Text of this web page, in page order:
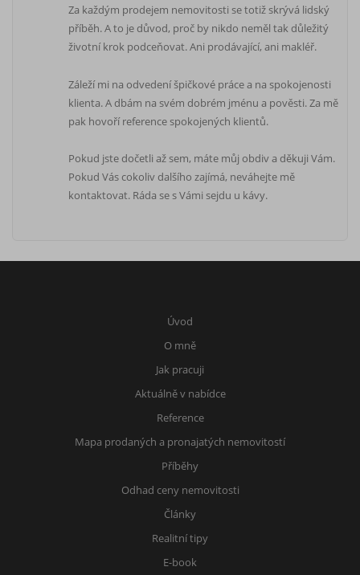
Za každým prodejem nemovitosti se totiž skrývá lidský
příběh. A to je důvod, proč by nikdo neměl tak důležitý
životní krok podceňovat. Ani prodávající, ani makléř.
Záleží mi na odvedení špičkové práce a na spokojenosti
klienta. A dbám na svém dobrém jménu a pověsti. Za mě
pak hovoří reference spokojených klientů.
Pokud jste dočetli až sem, máte můj obdiv a děkuji Vám.
Pokud Vás cokoliv dalšího zajímá, neváhejte mě
kontaktovat. Ráda se s Vámi sejdu u kávy.
Úvod
O mně
Jak pracuji
Aktuálně v nabídce
Reference
Mapa prodaných a pronajatých nemovitostí
Příběhy
Odhad ceny nemovitosti
Články
Realitní tipy
E-book